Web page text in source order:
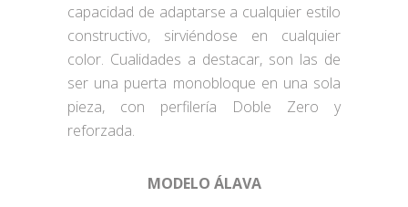
capacidad de adaptarse a cualquier estilo
constructivo, sirviéndose en cualquier
color. Cualidades a destacar, son las de
ser una puerta monobloque en una sola
pieza, con perfilería Doble Zero y
reforzada.
MODELO ÁLAVA